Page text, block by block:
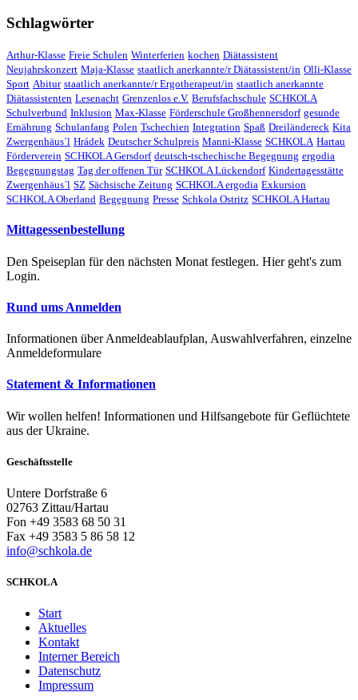
Schlagwörter
Arthur-Klasse Freie Schulen Winterferien kochen Diätassistent
Neujahrskonzert Maja-Klasse staatlich anerkannte/r Diätassistent/in Olli-Klasse
Sport Abitur staatlich anerkannte/r Ergotherapeut/in staatlich anerkannte
Diätassistenten Lesenacht Grenzenlos e.V. Berufsfachschule SCHKOLA
Schulverbund Inklusion Max-Klasse Förderschule Großhennersdorf gesunde
Ernährung Schulanfang Polen Tschechien Integration Spaß Dreiländereck Kita
Zwergenhäus´l Hrádek Deutscher Schulpreis Manni-Klasse SCHKOLA Hartau
Förderverein SCHKOLA Gersdorf deutsch-tschechische Begegnung ergodia
Begegnungstag Tag der offenen Tür SCHKOLA Lückendorf Kindertagesstätte
Zwergenhäus´l SZ Sächsische Zeitung SCHKOLA ergodia Exkursion
SCHKOLA Oberland Begegnung Presse Schkola Ostritz SCHKOLA Hartau
Mittagessenbestellung
Den Speiseplan für den nächsten Monat festlegen. Hier geht's zum
Login.
Rund ums Anmelden
Informationen über Anmeldeablaufplan, Auswahlverfahren, einzelne
Anmeldeformulare
Statement & Informationen
Wir wollen helfen! Informationen und Hilfsangebote für Geflüchtete
aus der Ukraine.
Geschäftsstelle
Untere Dorfstraße 6
02763 Zittau/Hartau
Fon +49 3583 68 50 31
Fax +49 3583 5 86 58 12
info@schkola.de
SCHKOLA
Start
Aktuelles
Kontakt
Interner Bereich
Datenschutz
Impressum